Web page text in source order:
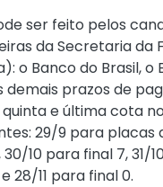
ser feito pelos
da Secretaria da
o Banco do Brasil, o
demais prazos de
e última cota
29/9 para placas
10 para final 7, 31/
28/11 para final 0.